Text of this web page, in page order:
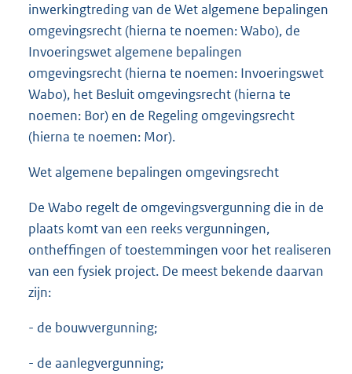
inwerkingtreding van de Wet algemene bepalingen
omgevingsrecht (hierna te noemen: Wabo), de
Invoeringswet algemene bepalingen
omgevingsrecht (hierna te noemen: Invoeringswet
Wabo), het Besluit omgevingsrecht (hierna te
noemen: Bor) en de Regeling omgevingsrecht
(hierna te noemen: Mor).
Wet algemene bepalingen omgevingsrecht
De Wabo regelt de omgevingsvergunning die in de
plaats komt van een reeks vergunningen,
ontheffingen of toestemmingen voor het realiseren
van een fysiek project. De meest bekende daarvan
zijn:
- de bouwvergunning;
- de aanlegvergunning;